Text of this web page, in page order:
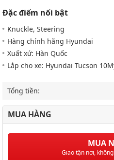
Đặc điểm nổi bật
Knuckle, Steering
Hàng chính hãng Hyundai
Xuất xứ: Hàn Quốc
Lắp cho xe: Hyundai Tucson
Tổng tiền:
MUA HÀNG
MUA
Giao tận nơi,